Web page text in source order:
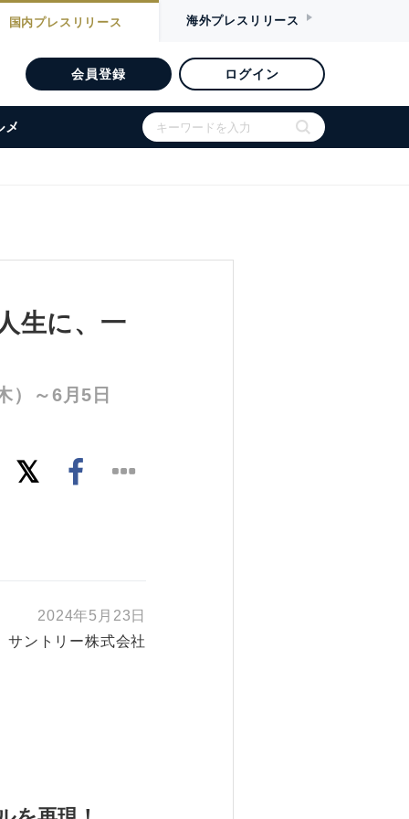
国内プレスリリース 海外プレスリリース
会員登録 ログイン
メ
生に、一
）～6月5日
2024年5月23日
サントリー株式会社